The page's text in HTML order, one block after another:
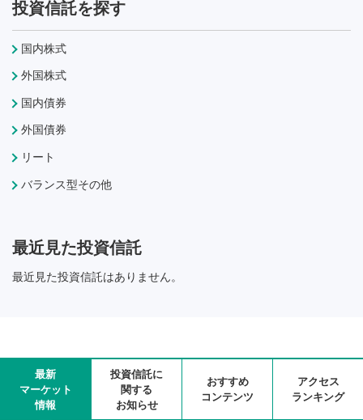
投資信託を探す
国内株式
外国株式
国内債券
外国債券
リート
バランス型その他
最近見た投資信託
最近見た投資信託はありません。
最新
マーケット
情報
投資信託に
関する
お知らせ
おすすめ
コンテンツ
アクセス
ランキング